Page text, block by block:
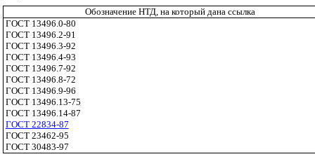
Обозначение НТД, на который дана ссылка
ГОСТ 13496.0-80
ГОСТ 13496.2-91
ГОСТ 13496.3-92
ГОСТ 13496.4-93
ГОСТ 13496.7-92
ГОСТ 13496.8-72
ГОСТ 13496.9-96
ГОСТ 13496.13-75
ГОСТ 13496.14-87
ГОСТ 22834-87
ГОСТ 23462-95
ГОСТ 30483-97